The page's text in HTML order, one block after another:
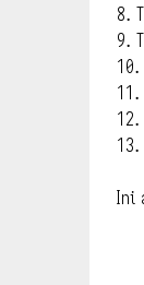
8.
9.
10.
Ini